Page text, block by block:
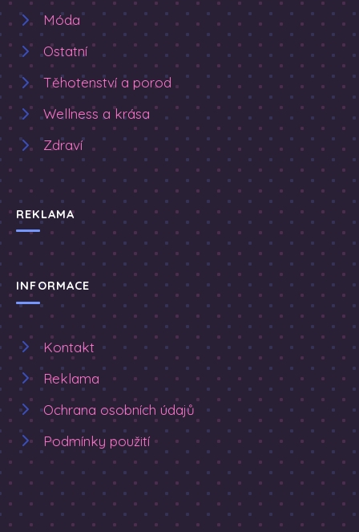
Móda
Ostatní
Těhotenství a porod
Wellness a krása
Zdraví
REKLAMA
INFORMACE
Kontakt
Reklama
Ochrana osobních údajů
Podmínky použití